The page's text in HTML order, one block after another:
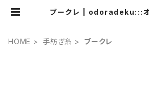
ブークレ | odoradeku:::オ
HOME 手紡ぎ糸 ブークレ